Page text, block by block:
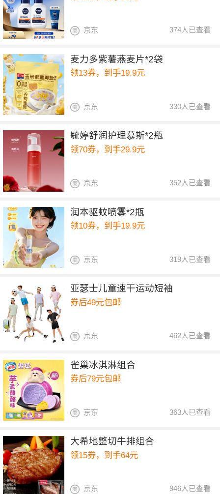
374人已查看
京东
麦力多紫薯燕麦片*2袋
领13券，到手19.9元
330人已查看
京东
毓婷舒润护理慕斯*2瓶
领70券，到手29.9元
352人已查看
京东
润本驱蚊喷雾*2瓶
领10券，到手19.9元
319人已查看
京东
亚瑟士儿童速干运动短袖
券后49元包邮
462人已查看
京东
雀巢冰淇淋组合
券后79元包邮
363人已查看
京东
大希地整切牛排组合
领15券，到手64元
946人已查看
京东